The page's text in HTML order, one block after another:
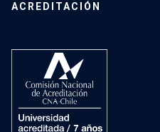
ACREDITACIÓN